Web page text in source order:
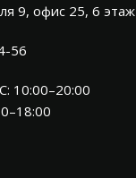
9, офис 25, 6 этаж
56
10:00–20:00​